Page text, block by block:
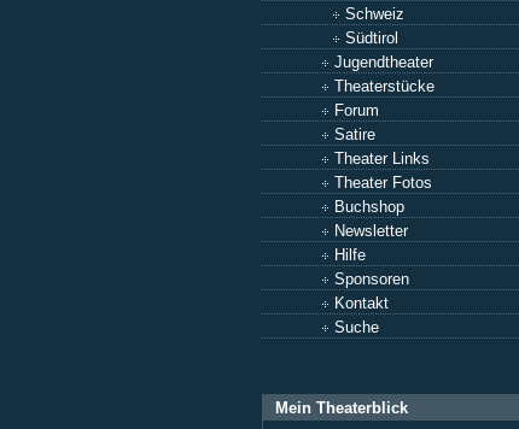
Schweiz
Südtirol
Jugendtheater
Theaterstücke
Forum
Satire
Theater Links
Theater Fotos
Buchshop
Newsletter
Hilfe
Sponsoren
Kontakt
Suche
Mein Theaterblick